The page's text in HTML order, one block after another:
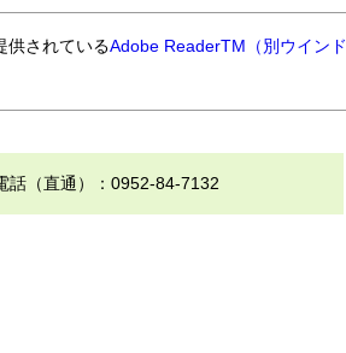
供されているAdobe ReaderTM（別ウインド
（直通）：0952-84-7132